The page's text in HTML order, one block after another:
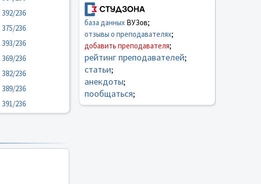
392/236
375/236
393/236
369/236
382/236
389/236
391/236
база данныхВУЗов;
отзывы о преподавателях;
добавить преподавателя;
рейтинг преподавателей;
статьи;
анекдоты;
пообщаться;